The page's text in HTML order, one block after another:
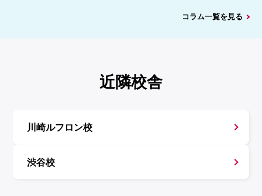
コラム一覧を見る
近隣校舎
川崎ルフロン校
渋谷校